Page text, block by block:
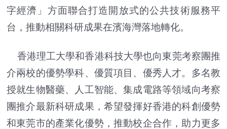
字經濟」方面聯合打造開放式的公共技術服務平
台，推動相關科研成果在濱海灣落地轉化。
香港理工大學和香港科技大學也向東莞考察團推
介兩校的優勢學科、優質項目、優秀人才。多名教
授就生物醫藥、人工智能、集成電路等領域向考察
團推介最新科研成果，希望發揮好香港的科創優勢
和東莞市的產業化優勢，推動校企合作，助力更多